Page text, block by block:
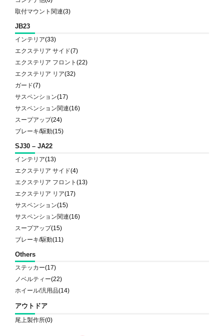
取付マウント関連(3)
JB23
インテリア(33)
エクステリア サイド(7)
エクステリア フロント(22)
エクステリア リア(32)
ガード(7)
サスペンション(17)
サスペンション関連(16)
スープアップ(24)
ブレーキ/駆動(15)
SJ30 – JA22
インテリア(13)
エクステリア サイド(4)
エクステリア フロント(13)
エクステリア リア(17)
サスペンション(15)
サスペンション関連(16)
スープアップ(15)
ブレーキ/駆動(11)
Others
ステッカー(17)
ノベルティー(22)
ホイール/汎用品(14)
アウトドア
尾上製作所(0)